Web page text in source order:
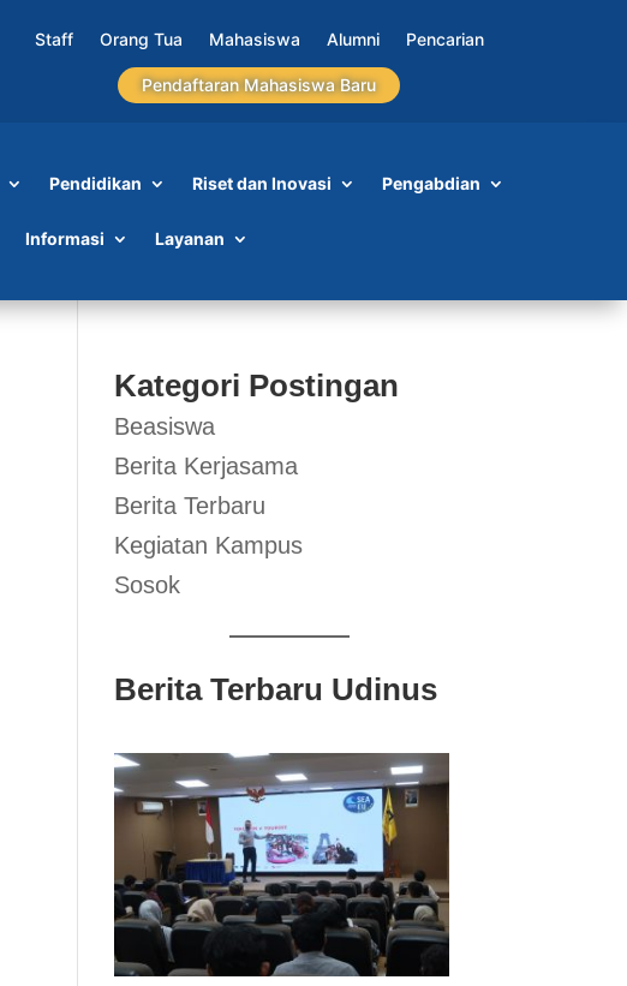
Staff Orang Tua Mahasiswa Alumni Pencarian
Pendaftaran Mahasiswa Baru
Pendidikan Riset dan Inovasi Pengabdian
Informasi Layanan
Kategori Postingan
Beasiswa
Berita Kerjasama
Berita Terbaru
Kegiatan Kampus
Sosok
Berita Terbaru Udinus